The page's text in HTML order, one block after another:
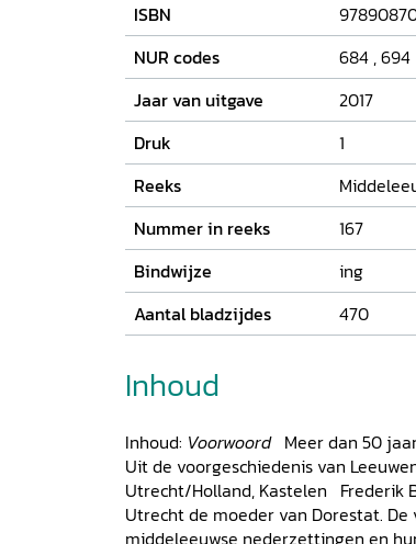
ISBN
NUR codes
684 ,694
Jaar van uitgave
2017
Druk
1
Reeks
Nummer in reeks
167
Bindwijze
ing
Aantal bladzijdes
470
Inhoud
Inhoud: VoorwoordMeer dan 50
Uit de voorgeschiedenis van
Utrecht/Holland, Kastelen Frederik
Utrecht de moeder van Dorestat.
middeleeuwse nederzettingen en